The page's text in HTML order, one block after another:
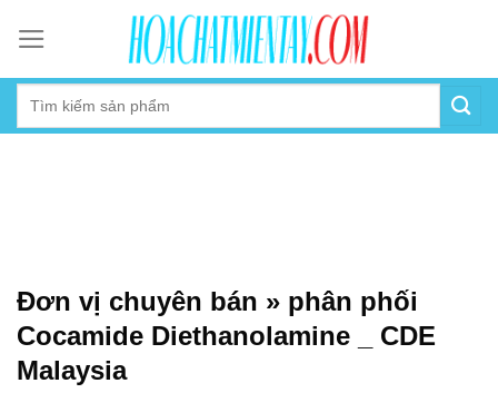
content
Đơn vị chuyên bán » phân phối
Cocamide Diethanolamine _ CDE
Malaysia